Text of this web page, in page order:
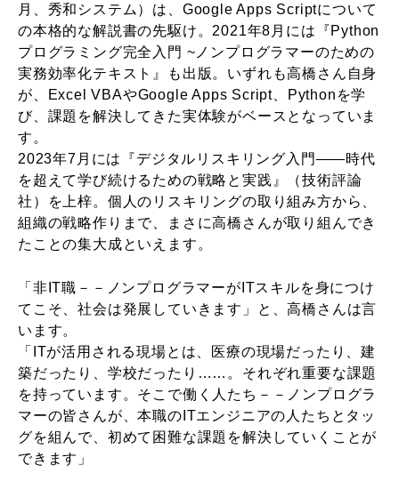
月、秀和システム）は、Google Apps Scriptについて
の本格的な解説書の先駆け。2021年8月には『Python
プログラミング完全入門 ~ノンプログラマーのための
実務効率化テキスト』も出版。いずれも高橋さん自身
が、Excel VBAやGoogle Apps Script、Pythonを学
び、課題を解決してきた実体験がベースとなっていま
す。
2023年7月には『デジタルリスキリング入門――時代
を超えて学び続けるための戦略と実践』（技術評論
社）を上梓。個人のリスキリングの取り組み方から、
組織の戦略作りまで、まさに高橋さんが取り組んでき
たことの集大成といえます。
「非IT職－－ノンプログラマーがITスキルを身につけ
てこそ、社会は発展していきます」と、高橋さんは言
います。
「ITが活用される現場とは、医療の現場だったり、建
築だったり、学校だったり……。それぞれ重要な課題
を持っています。そこで働く人たち－－ノンプログラ
マーの皆さんが、本職のITエンジニアの人たちとタッ
グを組んで、初めて困難な課題を解決していくことが
できます」